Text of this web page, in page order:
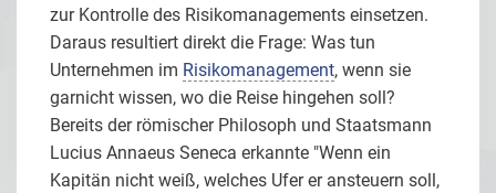
zur Kontrolle des Risikomanagements einsetzen.
Daraus resultiert direkt die Frage: Was tun
Unternehmen im Risikomanagement, wenn sie
garnicht wissen, wo die Reise hingehen soll?
Bereits der römischer Philosoph und Staatsmann
Lucius Annaeus Seneca erkannte "Wenn ein
Kapitän nicht weiß, welches Ufer er ansteuern soll,